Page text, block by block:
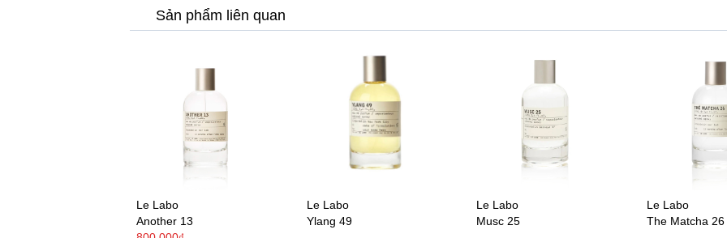
Sản phẩm liên quan
Le Labo
Another 13
Le Labo
Ylang 49
Le Labo
Musc 25
Le Labo
The Matcha 26